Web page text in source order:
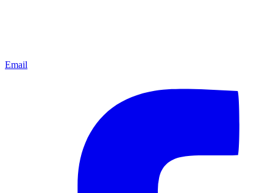
Email